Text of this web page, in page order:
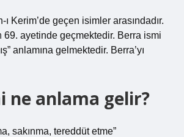
ı Kerim’de geçen isimler arasındadır.
69. ayetinde geçmektedir. Berra ismi
anlamına gelmektedir. Berra’yı
ne anlama gelir?
sakınma, tereddüt etme”